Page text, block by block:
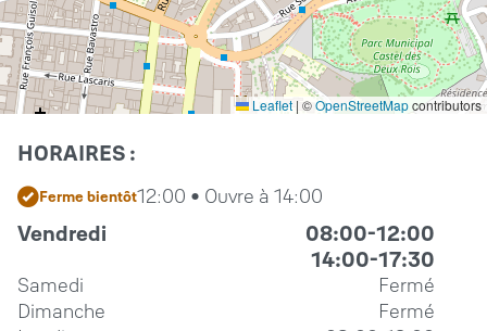
Leaflet | ©OpenStreetMapcontributors
HORAIRES :
Ferme bientôt12:00 • Ouvre à 14:00
Vendredi
08:00-12:00
14:00-17:30
Samedi
Fermé
Dimanche
Fermé